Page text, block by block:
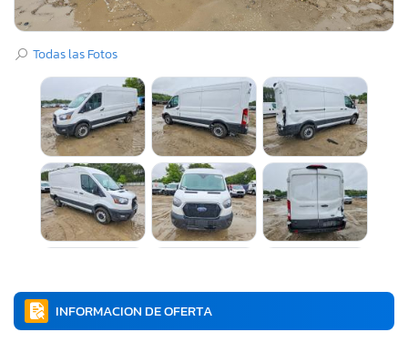
Todas las Fotos
INFORMACION DE OFERTA